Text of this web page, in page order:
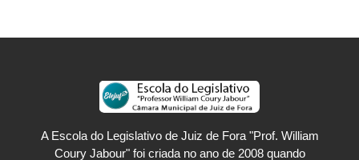
A Escola do Legislativo de Juiz de Fora "Prof. William
Coury Jabour" foi criada no ano de 2008 quando